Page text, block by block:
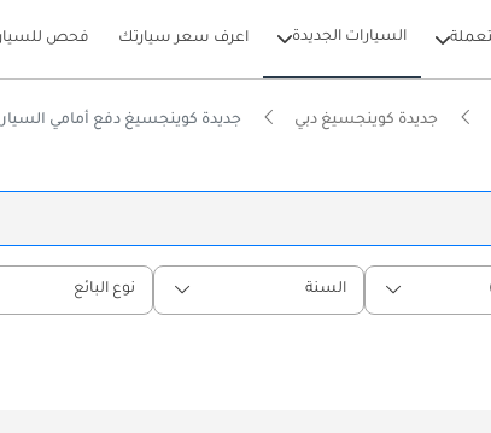
السيارات الجديدة اعرف سعر سيارتك فحص
جديدة كوينجسيغ دبي جديدة كوينجسيغ دفع أمامي
السنة نوع البائع